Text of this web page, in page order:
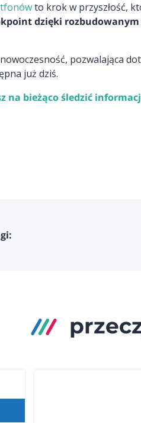
to krok w przyszłość,
dzięki
pozwalająca
już dziś.
na bieżąco śledzić